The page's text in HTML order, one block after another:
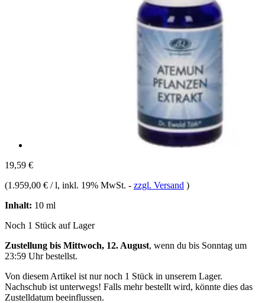
19,59 €
(1.959,00 € / l, inkl. 19% MwSt. - zzgl. Versand )
Inhalt: 10 ml
Noch 1 Stück auf Lager
Zustellung bis Mittwoch, 12. August, wenn du bis Sonntag um
23:59 Uhrbestellst.
Von diesem Artikel ist nur noch 1 Stück in unserem Lager.
Nachschub ist unterwegs! Falls mehr bestellt wird, könnte dies das
Zustelldatum beeinflussen.